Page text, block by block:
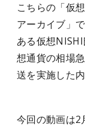
こちらの「仮
アーカイブ」
ある仮想
想通貨の相場
送を実施した
今回の動画は2